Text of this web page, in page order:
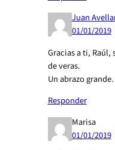
Juan
01/01/2019
Gracias a ti, Raúl,
de veras.
Un abrazo grande.
Responder
Marisa
01/01/2019